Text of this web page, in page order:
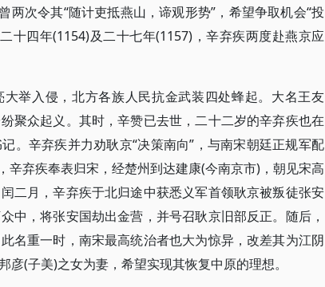
两次令其“随计吏抵燕山，谛观形势”，希望争取机会“投
十四年(1154)及二十七年(1157)，辛弃疾两度赴燕京应
举入侵，北方各族人民抗金武装四处蜂起。大名王友
聚众起义。其时，辛赞已去世，二十二岁的辛弃疾也在
。辛弃疾并力劝耿京“决策南向”，与南宋朝廷正规军配
弃疾奉表归宋，经楚州到达建康(今南京市)，朝见宋高
二月，辛弃疾于北归途中获悉义军首领耿京被叛徒张安
中，将张安国劫出金营，并号召耿京旧部反正。随后，
名重一时，南宋最高统治者也大为惊异，改差其为江阴
(子美)之女为妻，希望实现其恢复中原的理想。